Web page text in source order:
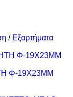
/ Εξαρτήματα
Φ-19Χ23ΜΜ